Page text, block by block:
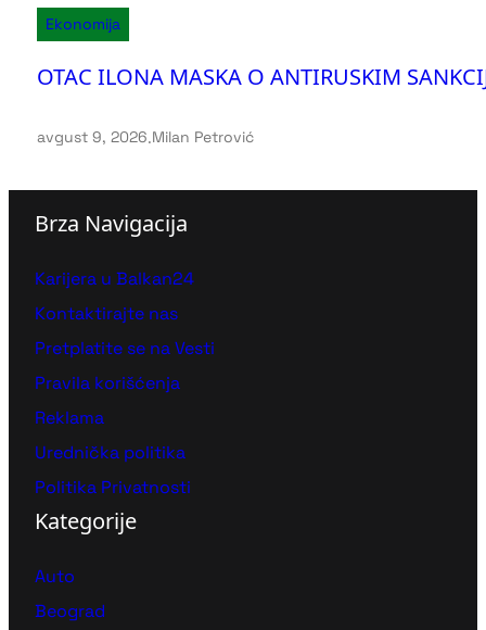
Ekonomija
OTAC ILONA MASKA O ANTIRUSKIM
avgust 9, 2026.Milan Petrović
Brza Navigacija
Karijera u Balkan24
Kontaktirajte nas
Pretplatite se na Vesti
Pravila korišćenja
Reklama
Urednička politika
Politika Privatnosti
Kategorije
Auto
Beograd